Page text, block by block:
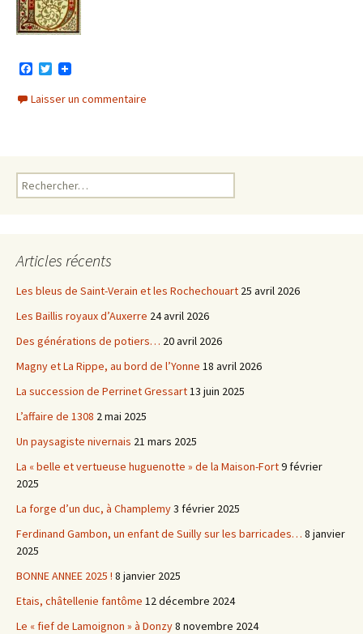
c
e
T
i
t
Laisser un commentaire
Rechercher :
Articles récents
Les bleus de Saint-Verain et les Rochechouart 25 avril 2026
Les Baillis royaux d’Auxerre 24 avril 2026
Des générations de potiers… 20 avril 2026
Magny et La Rippe, au bord de l’Yonne 18 avril 2026
La succession de Perrinet Gressart13 juin 2025
L’affaire de 1308 2 mai 2025
Un paysagiste nivernais 21 mars 2025
La « belle et vertueuse huguenotte » de la Maison-Fort9 février
2025
La forge d’un duc, à Champlemy3 février 2025
Ferdinand Gambon, un enfant de Suilly sur les barricades… 8 janvier
2025
BONNE ANNEE 2025 ! 8 janvier 2025
Etais, châtellenie fantôme 12 décembre 2024
Le « fief de Lamoignon » à Donzy8 novembre 2024